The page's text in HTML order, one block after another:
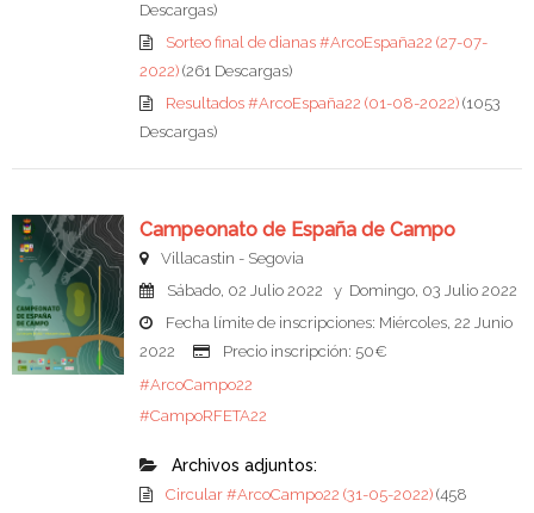
Descargas)
Sorteo final de dianas #ArcoEspaña22 (27-07-
2022) (261 Descargas)
Resultados #ArcoEspaña22 (01-08-2022) (1053
Descargas)
Campeonato de España de Campo
Villacastin - Segovia
Sábado, 02 Julio 2022 y Domingo, 03 Julio 2022
Fecha límite de inscripciones: Miércoles, 22 Junio
2022
Precio inscripción: 50€
#ArcoCampo22
#CampoRFETA22
Archivos adjuntos:
Circular #ArcoCampo22 (31-05-2022) (458